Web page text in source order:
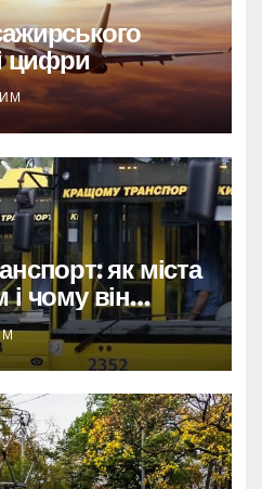
цифри
як міста
чому він